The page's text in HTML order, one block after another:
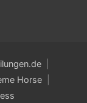
Horse